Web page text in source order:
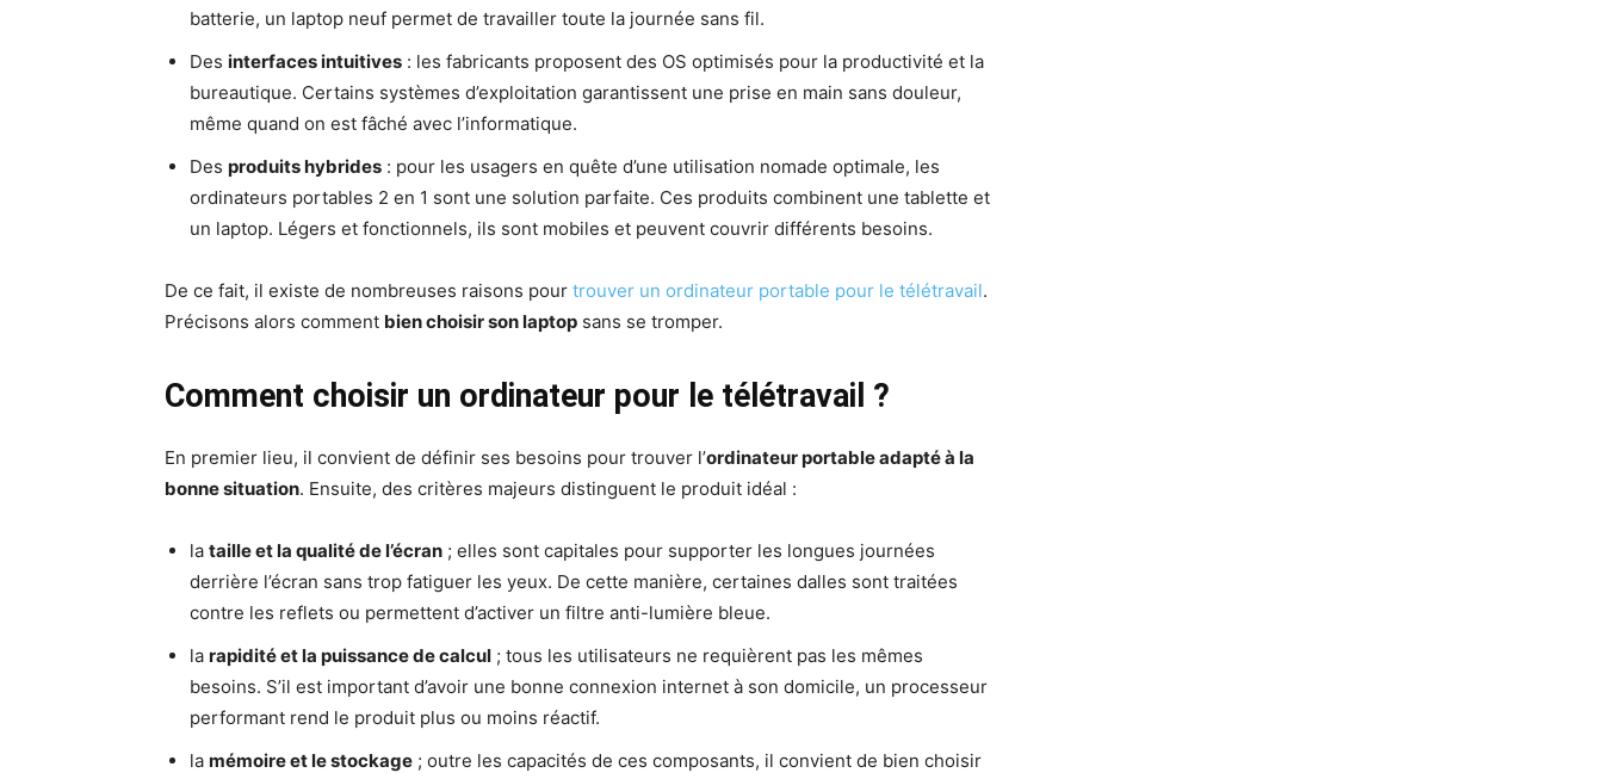
batterie, un laptop neuf permet de travailler toute la journée sans fil.
Des interfaces intuitives : les fabricants proposent des OS optimisés pour la productivité et la
bureautique. Certains systèmes d’exploitation garantissent une prise en main sans douleur,
même quand on est fâché avec l’informatique.
Des produits hybrides : pour les usagers en quête d’une utilisation nomade optimale, les
ordinateurs portables 2 en 1 sont une solution parfaite. Ces produits combinent une tablette et
un laptop. Légers et fonctionnels, ils sont mobiles et peuvent couvrir différents besoins.
De ce fait, il existe de nombreuses raisons pour trouver un ordinateur portable pour le télétravail.
Précisons alors comment bien choisir son laptop sans se tromper.
Comment choisir un ordinateur pour le télétravail ?
En premier lieu, il convient de définir ses besoins pour trouver l’ordinateur portable adapté à la
bonne situation. Ensuite, des critères majeurs distinguent le produit idéal :
la taille et la qualité de l’écran ; elles sont capitales pour supporter les longues journées
derrière l’écran sans trop fatiguer les yeux. De cette manière, certaines dalles sont traitées
contre les reflets ou permettent d’activer un filtre anti-lumière bleue.
la rapidité et la puissance de calcul ; tous les utilisateurs ne requièrent pas les mêmes
besoins. S’il est important d’avoir une bonne connexion internet à son domicile, un processeur
performant rend le produit plus ou moins réactif.
la mémoire et le stockage ; outre les capacités de ces composants, il convient de bien choisir